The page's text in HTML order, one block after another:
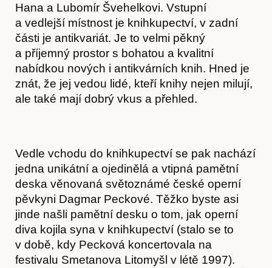
Hana a Lubomír Švehelkovi. Vstupní
a vedlejší místnost je knihkupectví, v zadní
části je antikvariát. Je to velmi pěkný
a příjemný prostor s bohatou a kvalitní
nabídkou nových i antikvárních knih. Hned je
znát, že jej vedou lidé, kteří knihy nejen milují,
ale také mají dobrý vkus a přehled.
Vedle vchodu do knihkupectví se pak nachází
jedna unikátní a ojedinělá a vtipná pamětní
deska věnovaná světoznámé české operní
pěvkyni Dagmar Peckové. Těžko byste asi
jinde našli pamětní desku o tom, jak operní
diva kojila syna v knihkupectví (stalo se to
v době, kdy Pecková koncertovala na
festivalu Smetanova Litomyšl v létě 1997).